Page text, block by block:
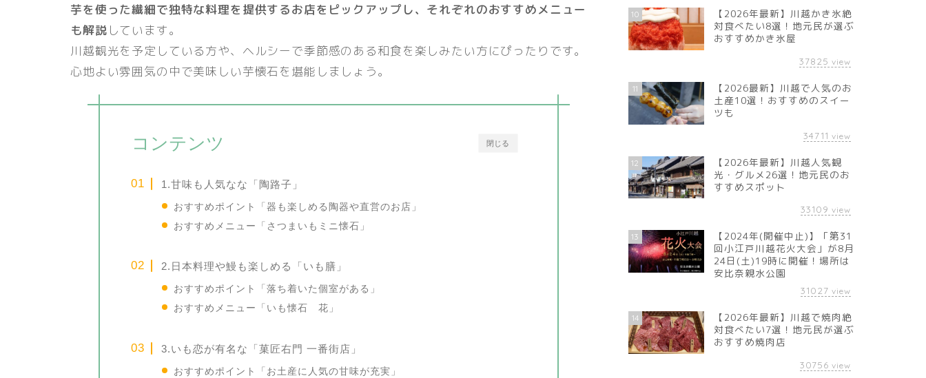
芋を使った繊細で独特な料理を提供するお店をピックアップし、それぞれのおすすめメニュー
も解説 しています。
川越観光を予定している方や、ヘルシーで季節感のある和食を楽しみたい方にぴったりです。
心地よい雰囲気の中で美味しい芋懐石を堪能しましょう。
閉じる
コンテンツ
1.甘味も人気なな「陶路子」
おすすめポイント「器も楽しめる陶器や直営のお店」
おすすめメニュー「さつまいもミニ懐石」
2.日本料理や鰻も楽しめる「いも膳」
おすすめポイント「落ち着いた個室がある」
おすすめメニュー「いも懐石 花」
3.いも恋が有名な「菓匠右門 一番街店」
おすすめポイント「お土産に人気の甘味が充実」
10
【2026年最新】川越かき氷絶
対食べたい8選！地元民が選ぶ
おすすめかき氷屋
37825 view
11
【2026最新】川越で人気のお
土産10選！おすすめのスイー
ツも
34711 view
12
【2026年最新】川越人気観
光・グルメ26選！地元民のお
すすめスポット
33109 view
13
【2024年(開催中止)】「第31
回小江戸川越花火大会」が8月
24日(土)19時に開催！場所は
安比奈親水公園
31027 view
14
【2026年最新】川越で焼肉絶
対食べたい7選！地元民が選ぶ
おすすめ焼肉店
30756 view